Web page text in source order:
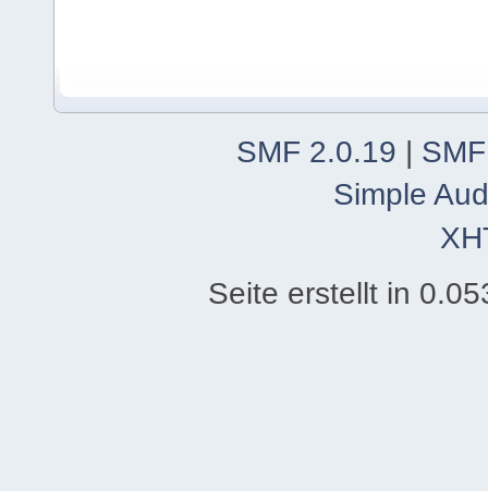
SMF 2.0.19 |
Simple
Seite erstellt in